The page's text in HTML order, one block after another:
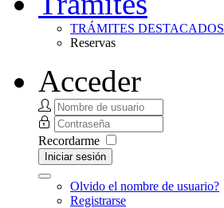
TRÁMITES DESTACADOS
Reservas
Acceder
Recordarme
Iniciar sesión
Olvido el nombre de usuario?
Registrarse